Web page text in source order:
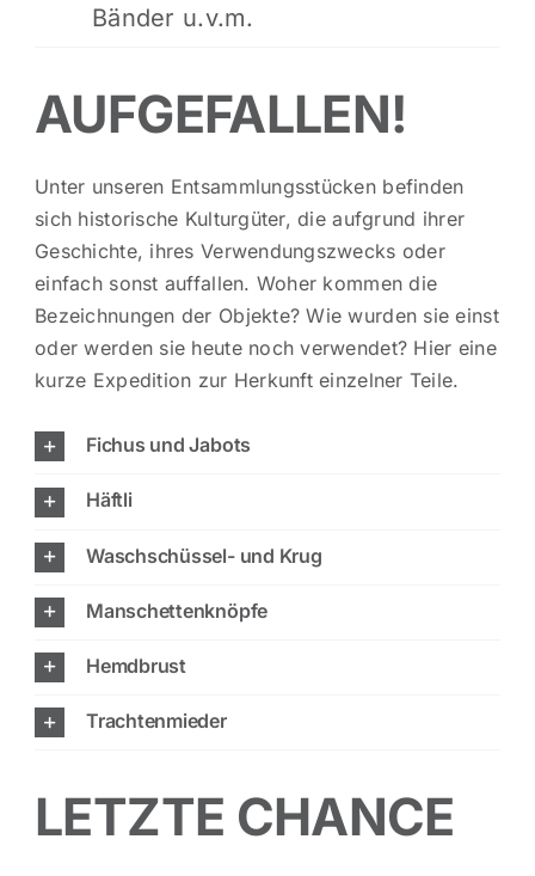
Bänder u.v.m.
AUFGEFALLEN!
Unter unseren Entsammlungsstücken befinden
sich historische Kulturgüter, die aufgrund ihrer
Geschichte, ihres Verwendungszwecks oder
einfach sonst auffallen. Woher kommen die
Bezeichnungen der Objekte? Wie wurden sie einst
oder werden sie heute noch verwendet? Hier eine
kurze Expedition zur Herkunft einzelner Teile.
Fichus und Jabots
Häftli
Waschschüssel- und Krug
Manschettenknöpfe
Hemdbrust
Trachtenmieder
LETZTE CHANCE